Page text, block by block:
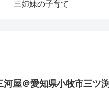
三姉妹の子育て
河屋＠愛知県小牧市三ツ渕